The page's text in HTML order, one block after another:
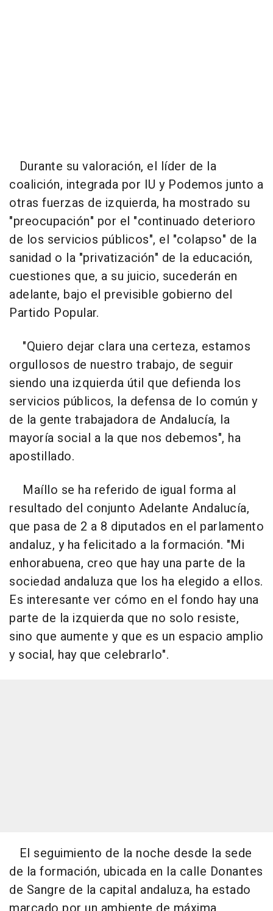
Durante su valoración, el líder de la
coalición, integrada por IU y Podemos junto a
otras fuerzas de izquierda, ha mostrado su
"preocupación" por el "continuado deterioro
de los servicios públicos", el "colapso" de la
sanidad o la "privatización" de la educación,
cuestiones que, a su juicio, sucederán en
adelante, bajo el previsible gobierno del
Partido Popular.
"Quiero dejar clara una certeza, estamos
orgullosos de nuestro trabajo, de seguir
siendo una izquierda útil que defienda los
servicios públicos, la defensa de lo común y
de la gente trabajadora de Andalucía, la
mayoría social a la que nos debemos", ha
apostillado.
Maíllo se ha referido de igual forma al
resultado del conjunto Adelante Andalucía,
que pasa de 2 a 8 diputados en el parlamento
andaluz, y ha felicitado a la formación. "Mi
enhorabuena, creo que hay una parte de la
sociedad andaluza que los ha elegido a ellos.
Es interesante ver cómo en el fondo hay una
parte de la izquierda que no solo resiste,
sino que aumente y que es un espacio amplio
y social, hay que celebrarlo".
El seguimiento de la noche desde la sede
de la formación, ubicada en la calle Donantes
de Sangre de la capital andaluza, ha estado